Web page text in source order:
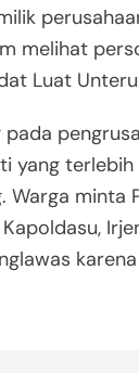
melihat
Luat
yang
Warga